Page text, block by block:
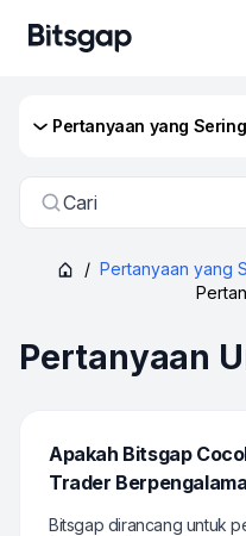
Pertanyaan yang
Cari
/ Pertanyaan yang
Pertanyaan
Apakah Bitsgap
Trader
Bitsgap dirancang untuk